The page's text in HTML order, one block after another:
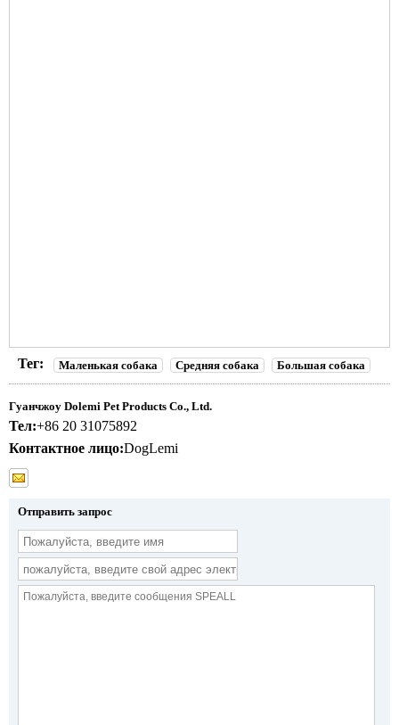
Тег: Маленькая собака Средняя собака Большая собака
Гуанчжоу Dolemi Pet Products Co., Ltd.
Тел:+86 20 31075892
Контактное лицо:DogLemi
Отправить запрос